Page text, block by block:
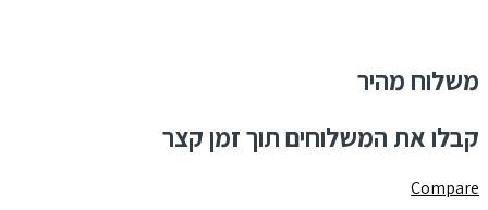
משלוח מהיר
קבלו את המשלוחים תוך זמן קצר
Compare